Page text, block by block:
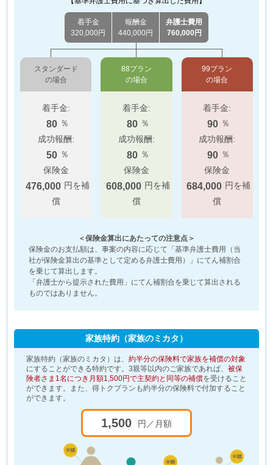
着手金
320,000円
報酬金
440,000円
弁護士費用
760,000円
スタンダード
の場合
着手金:
80 ％
成功報酬:
50 ％
保険金
476,000 円を補
償
88プラン
の場合
着手金:
80 ％
成功報酬:
80 ％
保険金
608,000 円を補
償
99プラン
の場合
着手金:
90 ％
成功報酬:
90 ％
保険金
684,000 円を補
償
＜保険金算出にあたっての注意点＞
保険金のお支払額は、事案の内容に応じて「基準弁護士費用（当
社が保険金算出の基準として定める弁護士費用）」にてん補割合
を乗じて算出します。
「弁護士から提示された費用」にてん補割合を乗じて算出される
ものではありません。
家族特約（家族のミカタ）
家族特約（家族のミカタ）は、 約半分の保険料で家族を補償の対象
にすることができる特約です。3親等以内のご家族であれば、 被保
険者さま1名につき月額1,500円で主契約と同等の補償を受けること
ができます。また、得トクプランも約半分の保険料で付加すること
ができます。
1,500 円／月額